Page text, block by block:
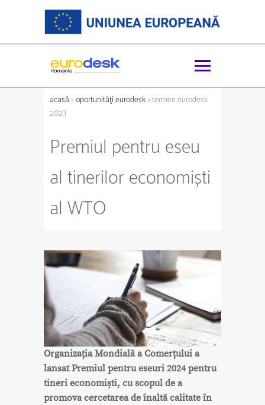
acasă»oportunităţi eurodesk» termen eurodesk
2023
Premiul pentru eseu
al tinerilor economiști
al WTO
Organizația Mondială a Comerțului a
lansat Premiul pentru eseuri 2024 pentru
tineri economiști, cu scopul de a
promova cercetarea de înaltă calitate în